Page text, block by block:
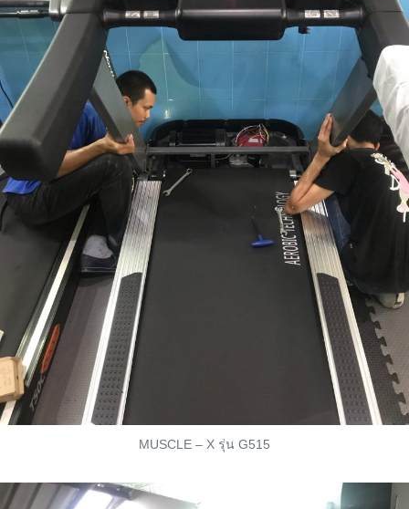
MUSCLE – X รุ่น G515